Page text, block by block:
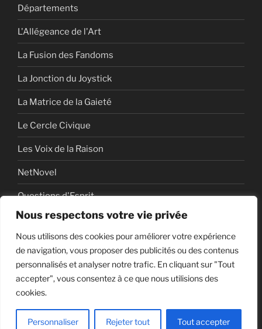
Nous respectons votre vie privée
Nous utilisons des cookies pour améliorer votre expérience
de navigation, vous proposer des publicités ou des contenus
personnalisés et analyser notre trafic. En cliquant sur "Tout
accepter", vous consentez à ce que nous utilisions des
cookies.
Personnaliser Rejeter tout Tout accepter
Départements
L'Allégeance de l'Art
La Fusion des Fandoms
La Jonction du Joystick
La Matrice de la Gaieté
Le Cercle Civique
Les Voix de la Raison
NetNovel
Questions d'Esprit
Série
Série vidéo
WordPress